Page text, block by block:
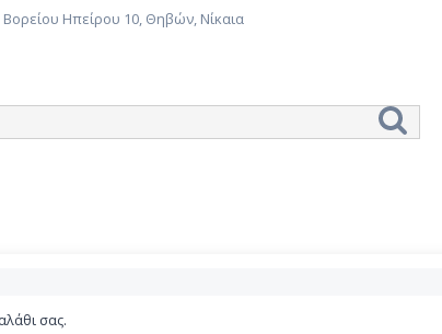
Βορείου Ηπείρου 10, Θηβών, Νίκαια
Αναζήτηση
σας.